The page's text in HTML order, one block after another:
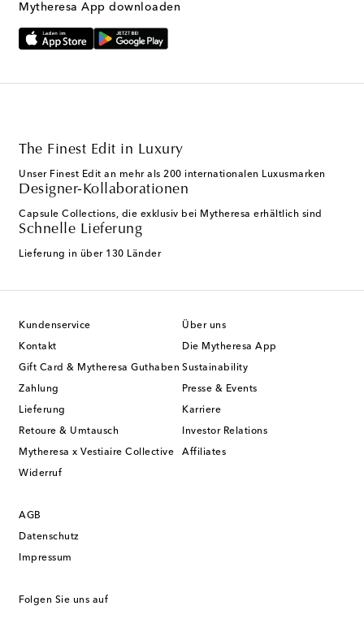
Mytheresa App downloaden
The Finest Edit in Luxury
Unser Finest Edit an mehr als 200 internationalen Luxusmarken
Designer-Kollaborationen
Capsule Collections, die exklusiv bei Mytheresa erhältlich sind
Schnelle Lieferung
Lieferung in über 130 Länder
Kundenservice
Kontakt
Gift Card & Mytheresa Guthaben
Zahlung
Lieferung
Retoure & Umtausch
Mytheresa x Vestiaire Collective
Widerruf
Über uns
Die Mytheresa App
Sustainability
Presse & Events
Karriere
Investor Relations
Affiliates
AGB
Datenschutz
Impressum
Folgen Sie uns auf